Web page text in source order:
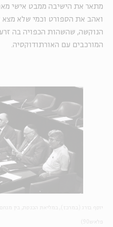
מתאר את הישיבה ממבט אישי
ואהב את הספורט וכמי שלא
הנוקשה, שהשהות הכפויה בה
המורכבים עם האורתודוקסיה.